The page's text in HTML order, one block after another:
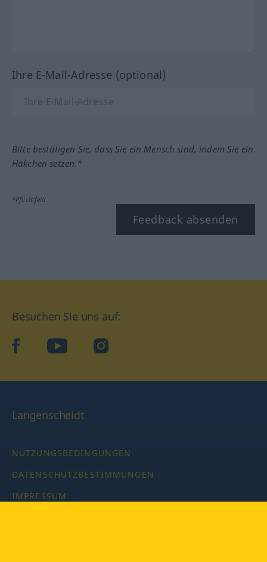
Ihre E-Mail-Adresse (optional)
Bitte bestätigen Sie, dass Sie ein Mensch sind, indem Sie ein
Häkchen setzen.*
*Pflichtfeld
Feedback absenden
Besuchen Sie uns auf:
facebookYouTube Instagram
Langenscheidt
NUTZUNGSBEDINGUNGEN
DATENSCHUTZBESTIMMUNGEN
IMPRESSUM